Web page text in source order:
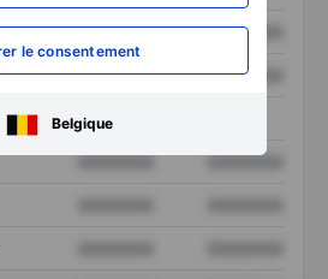
le consentement
Belgique
XXXXXXX XXXXXXX
XXXXXXX XXXXXXX
XXXXXXX XXXXXXX